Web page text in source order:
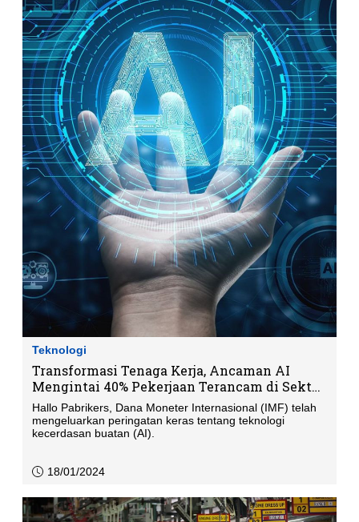
Teknologi
Transformasi Tenaga Kerja, Ancaman AI
Mengintai 40% Pekerjaan Terancam di Sektor
Ini
Hallo Pabrikers, Dana Moneter Internasional (IMF) telah
mengeluarkan peringatan keras tentang teknologi
kecerdasan buatan (AI).
18/01/2024